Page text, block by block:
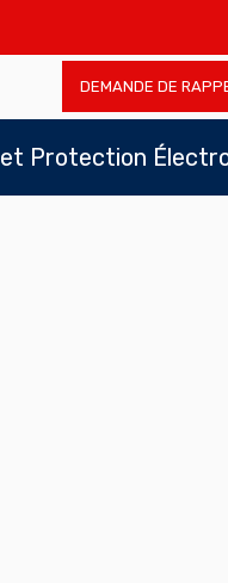
DEMANDE DE
Protection